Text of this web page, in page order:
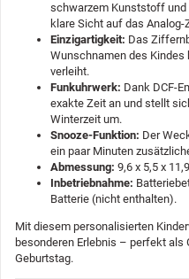
schwarzem Kunststoff
klare Sicht auf das
Einzigartigkeit: Das
Wunschnamen des
verleiht.
Funkuhrwerk: Dank DCF-
exakte Zeit an und stellt
Winterzeit um.
Snooze-Funktion: Der
ein paar Minuten
Abmessung: 9,6 x 5,5 x
Inbetriebnahme:
Batterie (nicht enthalten).
Mit diesem personalisierten
besonderen Erlebnis – perfekt als
Geburtstag.